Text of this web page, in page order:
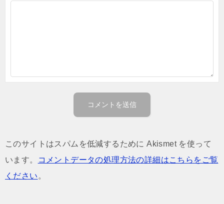
このサイトはスパムを低減するために Akismet を使って
います。
コメントデータの処理方法の詳細はこちらをご覧
ください 。